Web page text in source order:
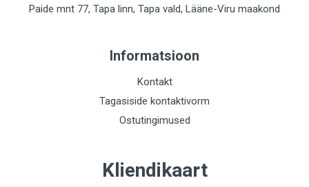
Paide mnt 77, Tapa linn, Tapa vald, Lääne-Viru maakond
Informatsioon
Kontakt
Tagasiside kontaktivorm
Ostutingimused
Kliendikaart